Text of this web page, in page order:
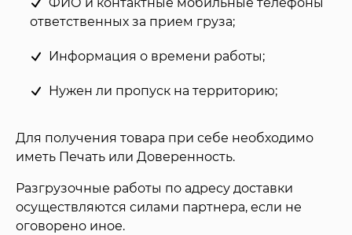
ФИО и контактные мобильные телефоны
ответственных за прием груза;
Информация о времени работы;
Нужен ли пропуск на территорию;
Для получения товара при себе необходимо
иметь Печать или Доверенность.
Разгрузочные работы по адресу доставки
осуществляются силами партнера, если не
оговорено иное.